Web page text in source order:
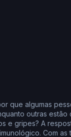
que algumas
outras estão
e gripes? A
Com as